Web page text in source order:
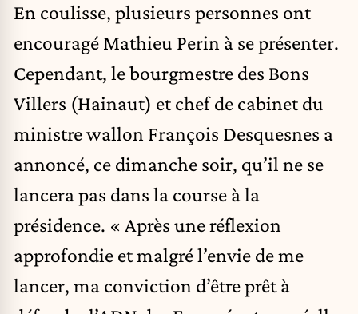
En coulisse, plusieurs personnes ont
encouragé Mathieu Perin à se présenter.
Cependant, le bourgmestre des Bons
Villers (Hainaut) et chef de cabinet du
ministre wallon François Desquesnes a
annoncé, ce dimanche soir, qu’il ne se
lancera pas dans la course à la
présidence. « Après une réflexion
approfondie et malgré l’envie de me
lancer, ma conviction d’être prêt à